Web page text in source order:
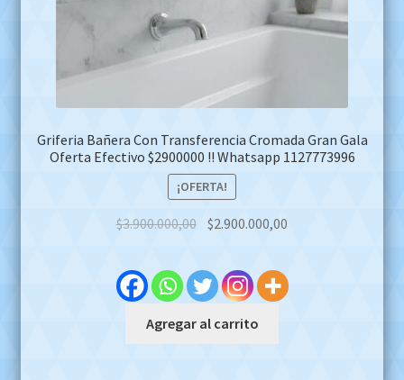
Griferia Bañera Con Transferencia Cromada Gran Gala
Oferta Efectivo $2900000 !! Whatsapp 1127773996
¡OFERTA!
$3.900.000,00 Original
was:
$3.900.000,00.
$2.900.000,00
$2.900.000,00.
Agregar al carrito